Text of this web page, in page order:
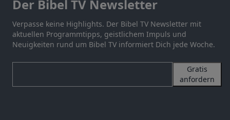
Der Bibel TV Newsletter
Verpasse keine Highlights. Der Bibel TV Newsletter mit
aktuellen Programmtipps, geistlichem Impuls und
Neuigkeiten rund um Bibel TV informiert Dich jede Woche.
Gratis
anfordern